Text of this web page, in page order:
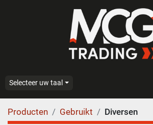
Selecteer uw taal
Producten Gebruikt Diversen